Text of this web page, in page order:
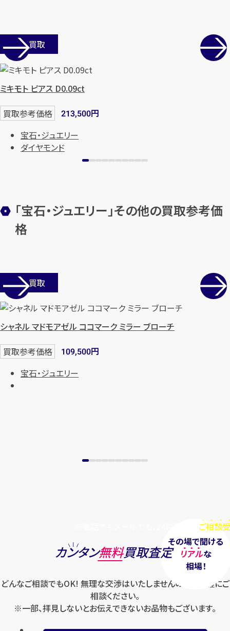
最短1分！
【総合受付】24時間・年中無休(年末年
メールで無料相談する
店舗買取
ミキモト ピアス D0.09ct
買取参考価格 213,500円
宝石・ジュエリー
ダイヤモンド
「宝石・ジュエリー」その他の買取参考価
格
店舗買取
シャネル マドモアゼル ココマーク ミラー ブローチ
買取参考価格 109,500円
宝石・ジュエリー
ご相談
その場で聞ける
リアルな
相場！
カンタン無料買取査定
どんなご相談でもOK! 無理な交渉はいたしませんのでお気軽にご
相談ください。
※一部、拝見しないとお伝えできないお品物もございます。